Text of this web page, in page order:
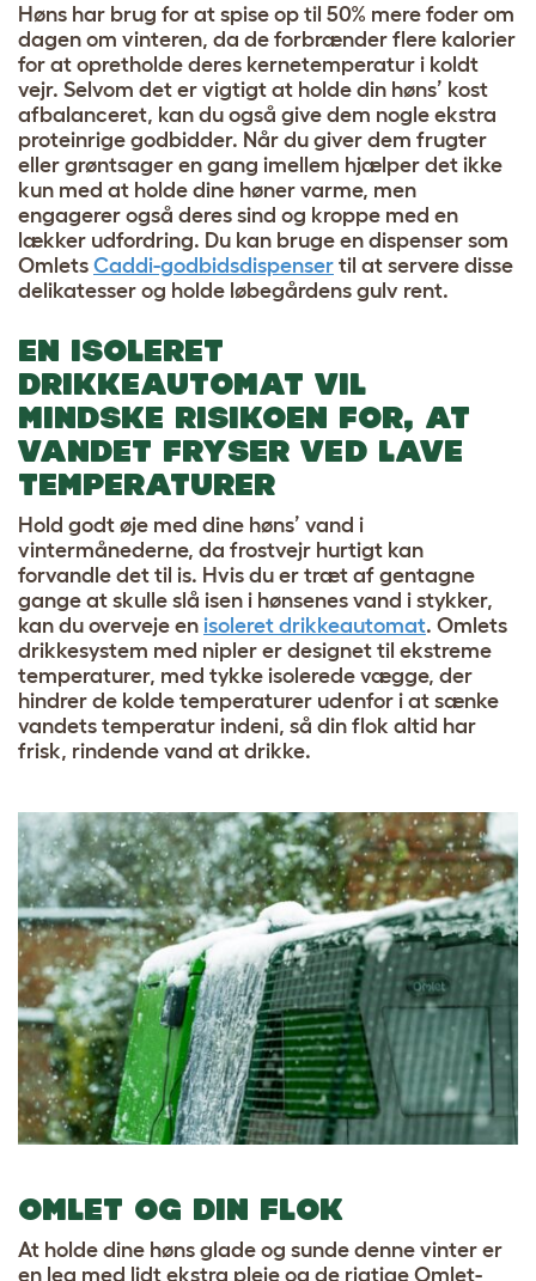
Høns har brug for at spise op til 50% mere foder om
dagen om vinteren, da de forbrænder flere kalorier
for at opretholde deres kernetemperatur i koldt
vejr. Selvom det er vigtigt at holde din høns’ kost
afbalanceret, kan du også give dem nogle ekstra
proteinrige godbidder. Når du giver dem frugter
eller grøntsager en gang imellem hjælper det ikke
kun med at holde dine høner varme, men
engagerer også deres sind og kroppe med en
lækker udfordring. Du kan bruge en dispenser som
Omlets Caddi-godbidsdispenser til at servere disse
delikatesser og holde løbegårdens gulv rent.
EN ISOLERET
DRIKKEAUTOMAT VIL
MINDSKE RISIKOEN FOR, AT
VANDET FRYSER VED LAVE
TEMPERATURER
Hold godt øje med dine høns’ vand i
vintermånederne, da frostvejr hurtigt kan
forvandle det til is. Hvis du er træt af gentagne
gange at skulle slå isen i hønsenes vand i stykker,
kan du overveje en isoleret drikkeautomat. Omlets
drikkesystem med nipler er designet til ekstreme
temperaturer, med tykke isolerede vægge, der
hindrer de kolde temperaturer udenfor i at sænke
vandets temperatur indeni, så din flok altid har
frisk, rindende vand at drikke.
OMLET OG DIN FLOK
At holde dine høns glade og sunde denne vinter er
en leg med lidt ekstra pleje og de rigtige Omlet-